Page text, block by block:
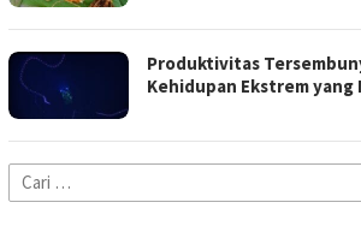
Produktivitas
Kehidupan Ekstrem yang
Cari
untuk: